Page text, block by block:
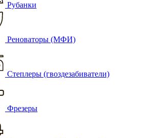
Рубанки
Реноваторы (МФИ)
Степлеры (гвоздезабиватели)
Фрезеры